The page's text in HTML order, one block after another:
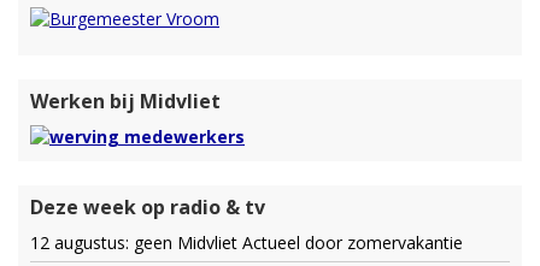
Werken bij Midvliet
Deze week op radio & tv
12 augustus: geen Midvliet Actueel door zomervakantie